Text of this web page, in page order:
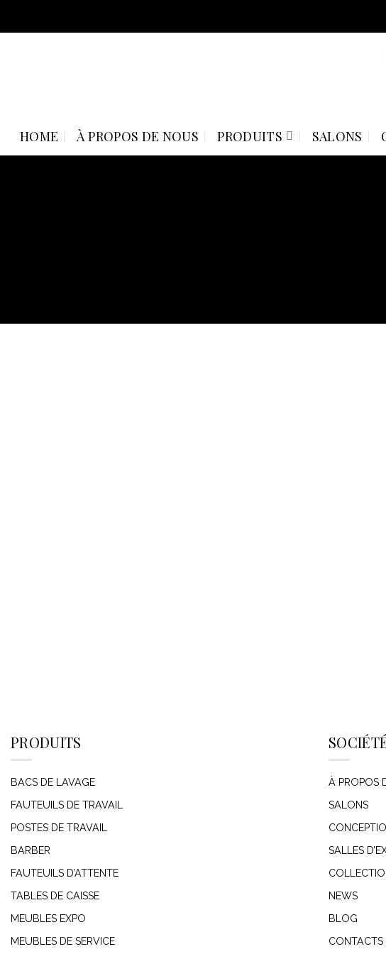
HOME À PROPOS DE NOUS PRODUITS SALONS
PRODUITS
BACS DE LAVAGE
FAUTEUILS DE TRAVAIL
POSTES DE TRAVAIL
BARBER
FAUTEUILS D’ATTENTE
TABLES DE CAISSE
MEUBLES EXPO
MEUBLES DE SERVICE
À PROPOS
SALONS
SALLES
NEWS
BLOG
CONTACTS